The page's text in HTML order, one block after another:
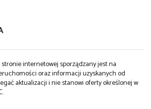
internetowej sporządzany jest na
oraz informacji uzyskanych od
aktualizacji i nie stanowi oferty określonej w